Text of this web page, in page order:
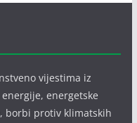
vijestima iz
energetske
borbi protiv klimatskih